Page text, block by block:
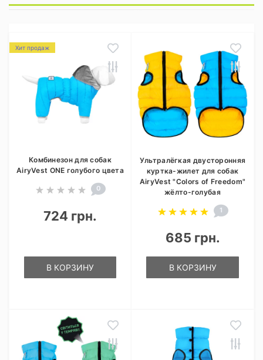
Хит продаж
Комбинезон для собак
AiryVest ONE голубого цвета
0
724 грн.
В КОРЗИНУ
Ультралёгкая двусторонняя
куртка-жилет для собак
AiryVest "Colors of Freedom"
жёлто-голубая
1
685 грн.
В КОРЗИНУ